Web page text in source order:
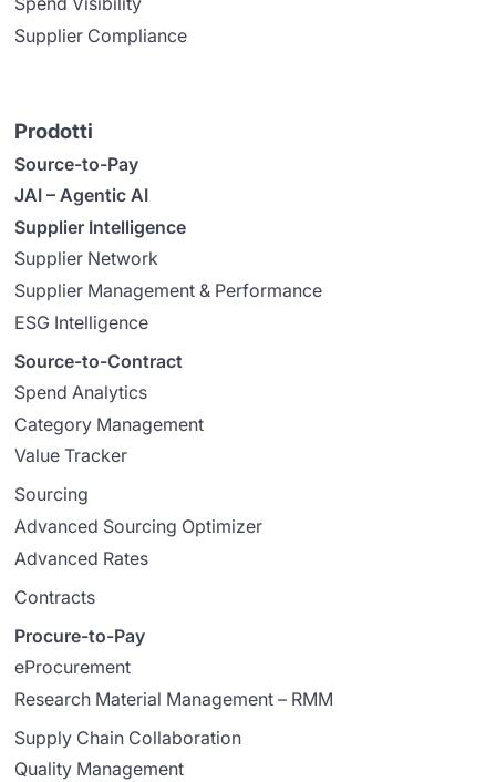
Supplier Compliance
Prodotti
Source-to-Pay
JAI – Agentic AI
Supplier Intelligence
Supplier Network
Supplier Management & Performance
ESG Intelligence
Source-to-Contract
Spend Analytics
Category Management
Value Tracker
Sourcing
Advanced Sourcing Optimizer
Advanced Rates
Contracts
Procure-to-Pay
eProcurement
Research Material Management – RMM
Supply Chain Collaboration
Quality Management